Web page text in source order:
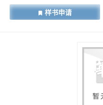
存的严峻挑战，系统构建了面
系。 全书以IEEE 802.11标准
多链路操作、AI原生调度及目
在于理论与实践并重，书中不
性能分析模型，推导了饱和吞
Wi-Fi与5G/6G网络在非授权频
样书申请